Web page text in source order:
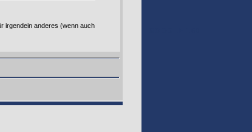
irgendein anderes (wenn auch